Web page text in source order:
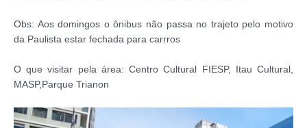
Obs: Aos domingos o ônibus não passa no trajeto pelo motivo
da Paulista estar fechada para carrros
O que visitar pela área: Centro Cultural FIESP, Itau Cultural,
MASP,Parque Trianon